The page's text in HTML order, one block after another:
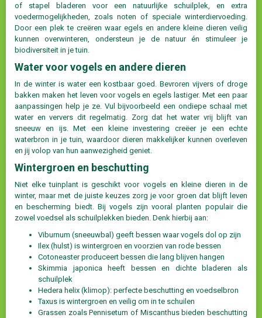
of stapel bladeren voor een natuurlijke schuilplek, en extra
voedermogelijkheden, zoals noten of speciale winterdiervoeding.
Door een plek te creëren waar egels en andere kleine dieren veilig
kunnen overwinteren, ondersteun je de natuur én stimuleer je
biodiversiteit in je tuin.
Water voor vogels en andere dieren
In de winter is water een kostbaar goed. Bevroren vijvers of droge
bakken maken het leven voor vogels en egels lastiger. Met een paar
aanpassingen help je ze. Vul bijvoorbeeld een ondiepe schaal met
water en ververs dit regelmatig. Zorg dat het water vrij blijft van
sneeuw en ijs. Met een kleine investering creëer je een echte
waterbron in je tuin, waardoor dieren makkelijker kunnen overleven
en jij volop van hun aanwezigheid geniet.
Wintergroen en beschutting
Niet elke tuinplant is geschikt voor vogels en kleine dieren in de
winter, maar met de juiste keuzes zorg je voor groen dat blijft leven
en bescherming biedt. Bij vogels zijn vooral planten populair die
zowel voedsel als schuilplekken bieden. Denk hierbij aan:
Viburnum (sneeuwbal) geeft bessen waar vogels dol op zijn
Ilex (hulst) is wintergroen en voorzien van rode bessen
Cotoneaster produceert bessen die lang blijven hangen
Skimmia japonica heeft bessen en dichte bladeren als
schuilplek
Hedera helix (klimop): perfecte beschutting en voedselbron
Taxus is wintergroen en veilig om in te schuilen
Grassen zoals Pennisetum of Miscanthus bieden beschutting